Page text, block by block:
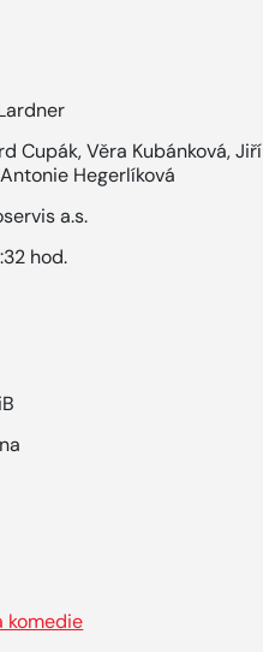
Cupák,Věra Kubánková,Jiří
Antonie Hegerlíková
a.s.
hod.
komedie